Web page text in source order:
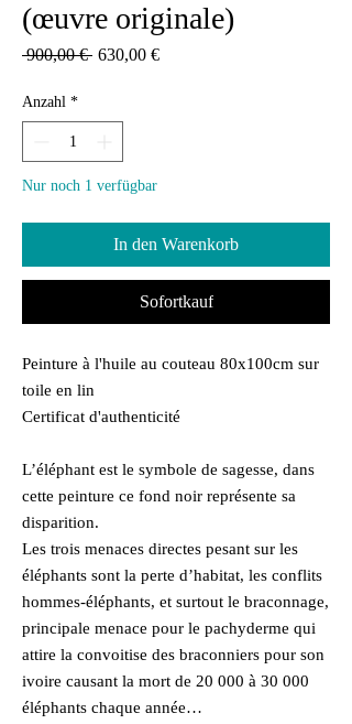
(œuvre originale)
900,00 € Standardpreis
630,00 €Sale-
Anzahl *
Nur noch 1 verfügbar
In den Warenkorb
Sofortkauf
Peinture à l'huile au couteau 80x100cm sur
toile en lin
Certificat d'authenticité
L’éléphant est le symbole de sagesse, dans
cette peinture ce fond noir représente sa
disparition.
Les trois menaces directes pesant sur les
éléphants sont la perte d’habitat, les conflits
hommes-éléphants, et surtout le braconnage,
principale menace pour le pachyderme qui
attire la convoitise des braconniers pour son
ivoire causant la mort de 20 000 à 30 000
éléphants chaque année…